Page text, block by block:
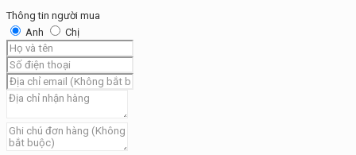
Thông tin người mua
Anh
Chị